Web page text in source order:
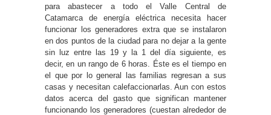
para abastecer a todo el Valle Central de
Catamarca de energía eléctrica necesita hacer
funcionar los generadores extra que se instalaron
en dos puntos de la ciudad para no dejar a la gente
sin luz entre las 19 y la 1 del día siguiente, es
decir, en un rango de 6 horas. Éste es el tiempo en
el que por lo general las familias regresan a sus
casas y necesitan calefaccionarlas. Aun con estos
datos acerca del gasto que significan mantener
funcionando los generadores (cuestan alrededor de